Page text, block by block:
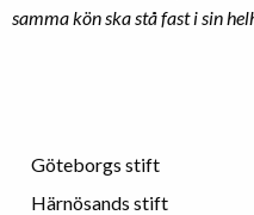
samma kön ska stå fast i sin
Göteborgs stift
Härnösands stift